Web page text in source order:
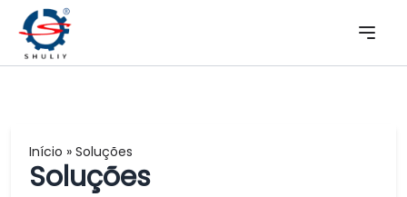
Início » Soluções
Soluções